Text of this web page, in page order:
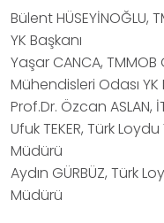
Bülent HÜSEYİNOĞLU,
YK Başkanı
Yaşar CANCA,
Mühendisleri Odası YK
Prof.Dr. Özcan ASLAN,
Ufuk TEKER, Türk
Müdürü
Aydın GÜRBÜZ, Türk
Müdürü